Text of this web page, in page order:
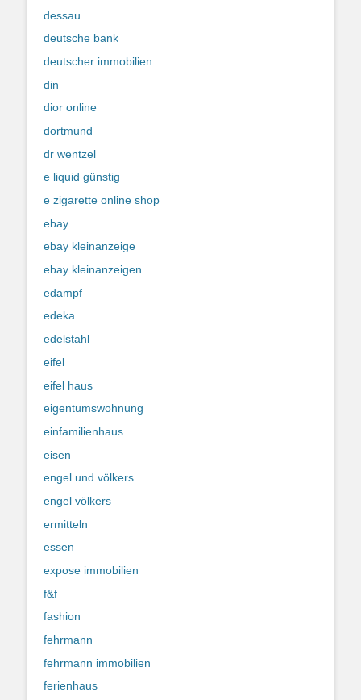
dessau
deutsche bank
deutscher immobilien
din
dior online
dortmund
dr wentzel
e liquid günstig
e zigarette online shop
ebay
ebay kleinanzeige
ebay kleinanzeigen
edampf
edeka
edelstahl
eifel
eifel haus
eigentumswohnung
einfamilienhaus
eisen
engel und völkers
engel völkers
ermitteln
essen
expose immobilien
f&f
fashion
fehrmann
fehrmann immobilien
ferienhaus